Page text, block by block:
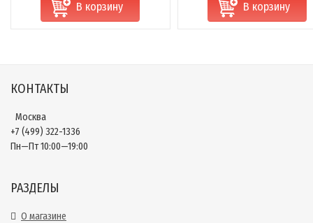
В корзину В корзину
КОНТАКТЫ
Москва
+7 (499) 322-1336
Пн—Пт 10:00—19:00
РАЗДЕЛЫ
О магазине